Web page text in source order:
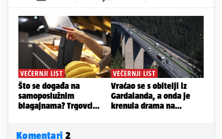
Komentari 2